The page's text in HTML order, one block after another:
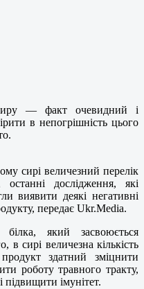
— факт очевидний і
в непогрішність цього
сирі величезний перелік
дослідження, які
виявити деякі негативні
передає Ukr.Media.
який засвоюється
в сирі величезна кількість
здатний зміцнити
роботу травного тракту,
імунітет.